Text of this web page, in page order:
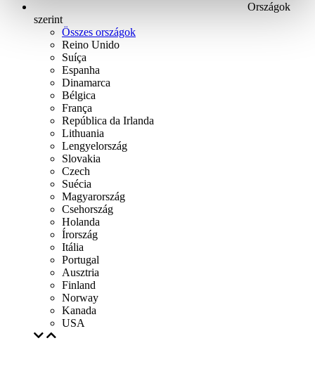
Országok
szerint
Összes országok
Reino Unido
Suíça
Espanha
Dinamarca
Bélgica
França
República da Irlanda
Lithuania
Lengyelország
Slovakia
Czech
Suécia
Magyarország
Csehország
Holanda
Írország
Itália
Portugal
Ausztria
Finland
Norway
Kanada
USA